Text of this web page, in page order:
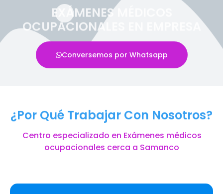
EXÁMENES MÉDICOS
OCUPACIONALES EN EMPRESA
Conversemos por Whatsapp
¿Por Qué Trabajar Con Nosotros?
Centro especializado en Exámenes médicos
ocupacionales cerca a Samanco